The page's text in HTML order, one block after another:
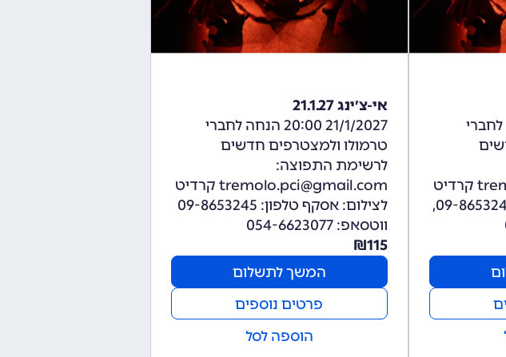
הנחה לחברי
tremolo.pci@gmail.com קרדיט
לצילום: אסקף טלפון: 09-8653245,
אי-צ׳ינג 21.1.27
21/1/2027 20:00 הנחה לחברי
טרמולו ולמצטרפים חדשים
לרשימת התפוצה:
tremolo.pci@gmail.com קרדיט
לצילום: אסקף טלפון: 09-8653245
ווטסאפ: 054-6623077
115
₪
המשך לתשלום
פרטים נוספים
הוספה לסל